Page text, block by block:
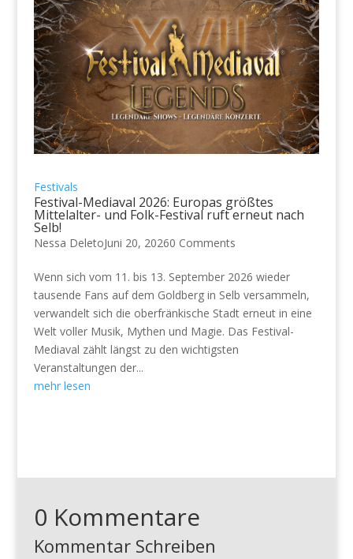
Festivals
Festival-Mediaval 2026: Europas größtes
Mittelalter- und Folk-Festival ruft erneut nach
Selb!
Nessa DeletoJuni 20, 20260 Comments
Wenn sich vom 11. bis 13. September 2026 wieder
tausende Fans auf dem Goldberg in Selb versammeln,
verwandelt sich die oberfränkische Stadt erneut in eine
Welt voller Musik, Mythen und Magie. Das Festival-
Mediaval zählt längst zu den wichtigsten
Veranstaltungen der...
mehr lesen
0 Kommentare
Kommentar Schreiben